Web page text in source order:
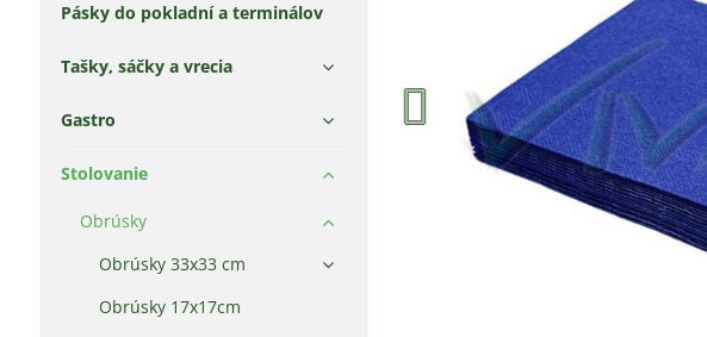
Pásky do pokladní a terminálov
Tašky, sáčky a vrecia
Gastro
Stolovanie
Obrúsky
Obrúsky 33x33 cm
Obrúsky 17x17cm